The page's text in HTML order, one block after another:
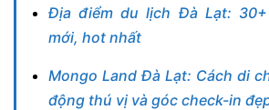
Địa điểm du lịch Đà Lạt: 30+
mới, hot nhất
Mongo Land Đà Lạt: Cách di
động thú vị và góc check-in